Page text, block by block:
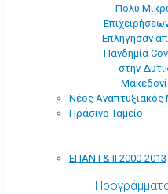
Πολύ
Επλήγησαν
Πανδημία
στην
Νέος Αναπτυξιακός
Πράσινο Ταμείο
ΕΠΑΝ Ι & ΙΙ 2000-2013